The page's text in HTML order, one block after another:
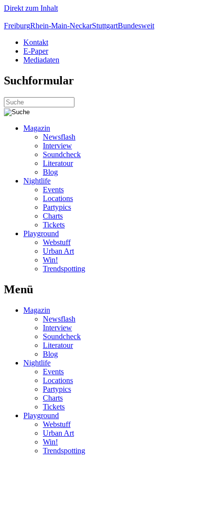
Direkt zum Inhalt
FreiburgRhein-Main-NeckarStuttgartBundesweit
Kontakt
E-Paper
Mediadaten
Suchformular
Magazin
Newsflash
Interview
Soundcheck
Literatour
Blog
Nightlife
Events
Locations
Partypics
Charts
Tickets
Playground
Webstuff
Urban Art
Win!
Trendspotting
Menü
Magazin
Newsflash
Interview
Soundcheck
Literatour
Blog
Nightlife
Events
Locations
Partypics
Charts
Tickets
Playground
Webstuff
Urban Art
Win!
Trendspotting